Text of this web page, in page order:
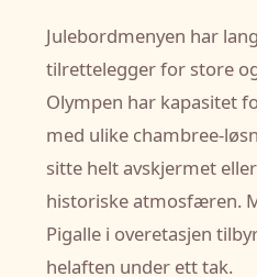
Julebordmenyen har
tilrettelegger for store
Olympen har kapasitet
med ulike chambree-
sitte helt avskjermet
historiske atmosfæren.
Pigalle i overetasjen
helaften under ett tak.